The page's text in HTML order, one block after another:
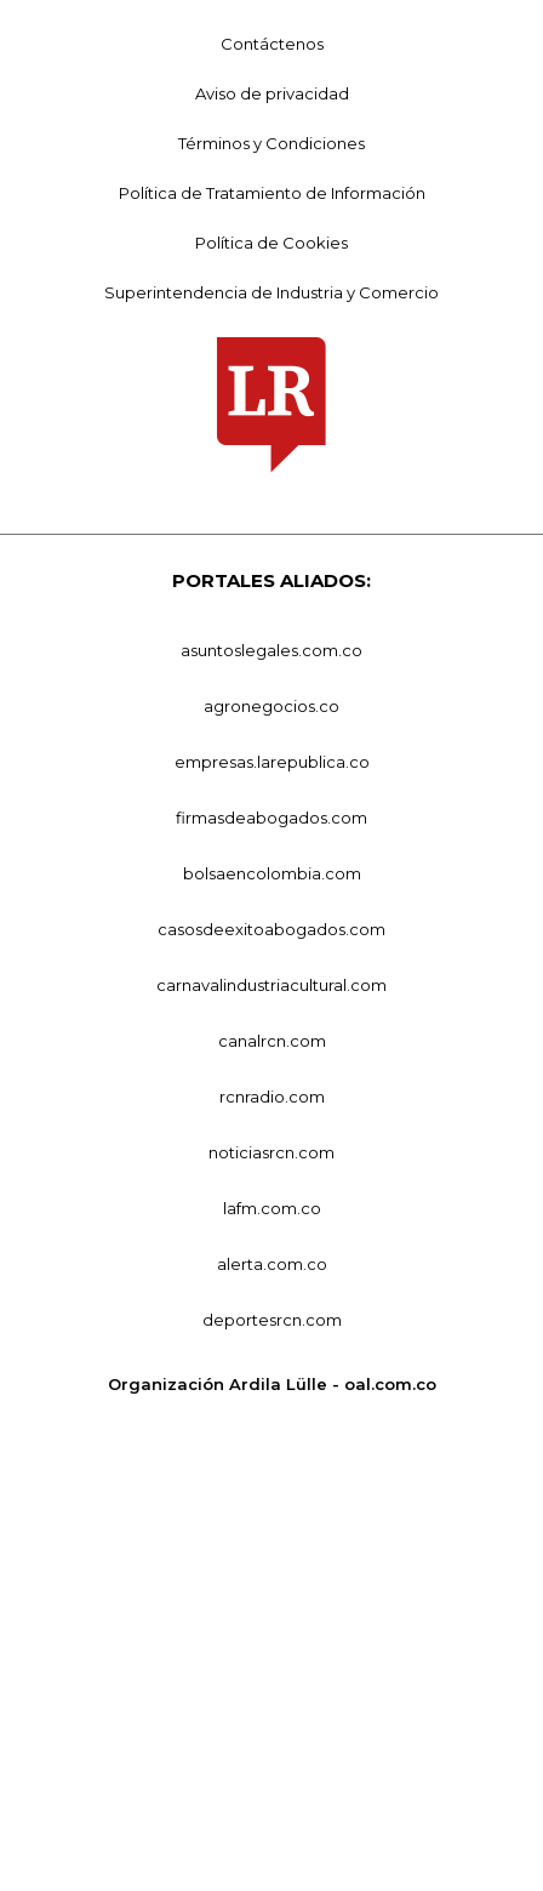
Contáctenos
Aviso de privacidad
Términos y Condiciones
Política de Tratamiento de Información
Política de Cookies
Superintendencia de Industria y Comercio
PORTALES ALIADOS:
asuntoslegales.com.co
agronegocios.co
empresas.larepublica.co
firmasdeabogados.com
bolsaencolombia.com
casosdeexitoabogados.com
carnavalindustriacultural.com
canalrcn.com
rcnradio.com
noticiasrcn.com
lafm.com.co
alerta.com.co
deportesrcn.com
Organización Ardila Lülle - oal.com.co